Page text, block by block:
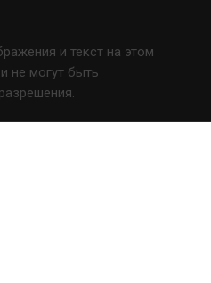
и текст на этом
не могут быть